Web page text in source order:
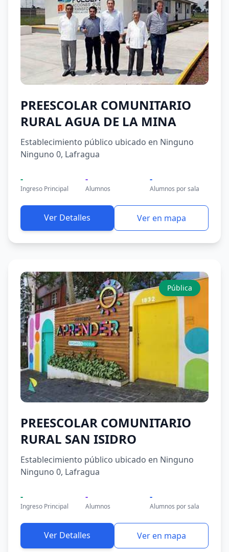
PREESCOLAR COMUNITARIO
RURAL AGUA DE LA MINA
Establecimiento público ubicado en Ninguno
Ninguno 0, Lafragua
-
Ingreso Principal
-
Alumnos
-
Alumnos por sala
Ver Detalles Ver en mapa
Pública
PREESCOLAR COMUNITARIO
RURAL SAN ISIDRO
Establecimiento público ubicado en Ninguno
Ninguno 0, Lafragua
-
Ingreso Principal
-
Alumnos
-
Alumnos por sala
Ver Detalles Ver en mapa